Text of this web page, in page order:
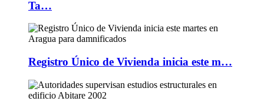
Ta…
Registro Único de Vivienda inicia este m…